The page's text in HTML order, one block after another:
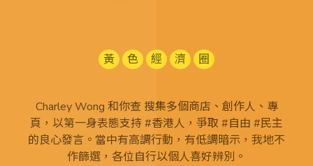
黃 色 經 濟 圈
Charley Wong 和你查 搜集多個商店、創作人、專
頁，以第一身表態支持 #香港人，爭取 #自由 #民主
的良心發言。當中有高調行動，有低調暗示，我地不
作篩選，各位自行以個人喜好辨別。